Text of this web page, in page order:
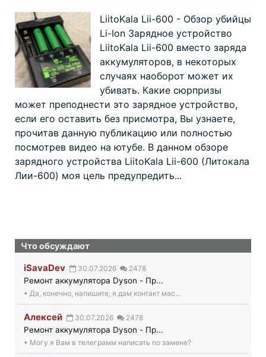
LiitoKala
Lii-
600
убивает
Li-
элементы
LiitoKala Lii-600 - Обзор убийцы
Li-Ion Зарядное устройство
LiitoKala Lii-600 вместо заряда
аккумуляторов, в некоторых
случаях наоборот может их
убивать. Какие сюрпризы
может преподнести это зарядное устройство,
если его оставить без присмотра, Вы узнаете,
прочитав данную публикацию или полностью
посмотрев видео на ютубе. В данном обзоре
зарядного устройства LiitoKala Lii-600 (Литокала
Лии-600) моя цель предупредить...
Что обсуждают
iSavaDev 30.07.2026 2478
Ремонт аккумулятора Dyson - Пр...
• Да, конечно, напишите, я дам контакт мас...
Алексей 30.07.2026 2478
Ремонт аккумулятора Dyson - Пр...
• Могу я Вам в телеграмм написать по замене?